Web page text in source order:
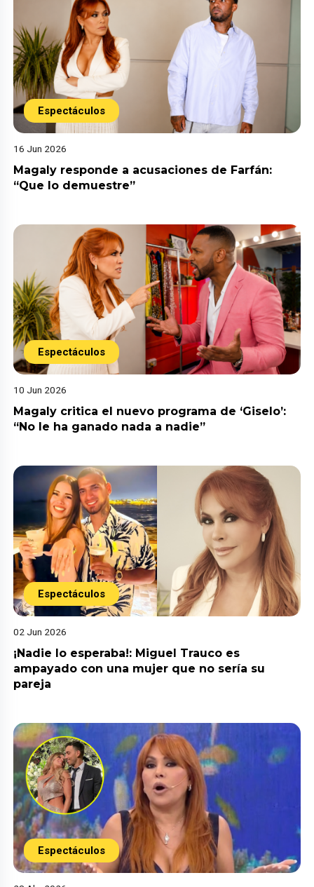
Espectáculos
16 Jun 2026
Magaly responde a acusaciones de Farfán:
“Que lo demuestre”
Espectáculos
10 Jun 2026
Magaly critica el nuevo programa de ‘Giselo’:
“No le ha ganado nada a nadie”
Espectáculos
02 Jun 2026
¡Nadie lo esperaba!: Miguel Trauco es
ampayado con una mujer que no sería su
pareja
Espectáculos